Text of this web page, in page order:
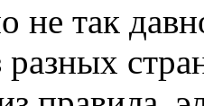
нe так
разных